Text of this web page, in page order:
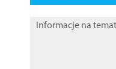
Informacje na